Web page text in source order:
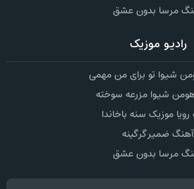
مرسا بدون عشق
رادیو موزیک
شیوا تو برای من مهمی
شیوا مزرعه سوخته
موزیک سنه باخاندا
آهنگ ضمیر گرگینه
مرسا بدون عشق